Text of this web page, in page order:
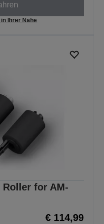
Ihrer Nähe
Roller for AM-
€ 114,99